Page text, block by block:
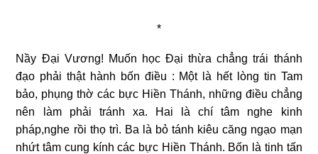
*
Nầy Đại Vương! Muốn học Đại thừa chẳng trái thánh
đạo phải thật hành bốn điều : Một là hết lòng tin Tam
bảo, phụng thờ các bực Hiền Thánh, những điều chẳng
nên làm phải tránh xa. Hai là chí tâm nghe kinh
pháp,nghe rồi thọ trì. Ba là bỏ tánh kiêu căng ngạo mạn
nhứt tâm cung kính các bực Hiền Thánh. Bốn là tinh tấn